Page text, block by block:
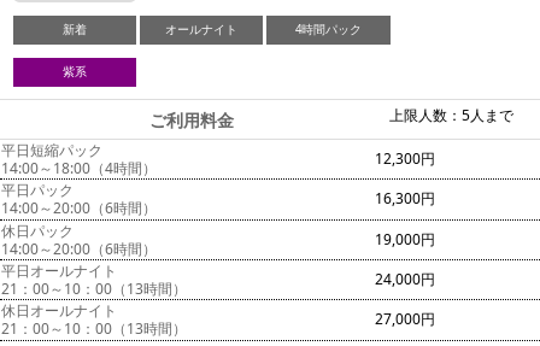
新着 オールナイト 4時間パック
紫系
上限人数：5人まで
ご利用料金
平日短縮パック
14:00～18:00（4時間）
12,300円
平日パック
14:00～20:00（6時間）
16,300円
休日パック
14:00～20:00（6時間）
19,000円
平日オールナイト
21：00～10：00（13時間）
24,000円
休日オールナイト
21：00～10：00（13時間）
27,000円